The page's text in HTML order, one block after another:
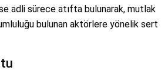
adli sürece atıfta bulunarak, mutlak
bulunan aktörlere yönelik sert